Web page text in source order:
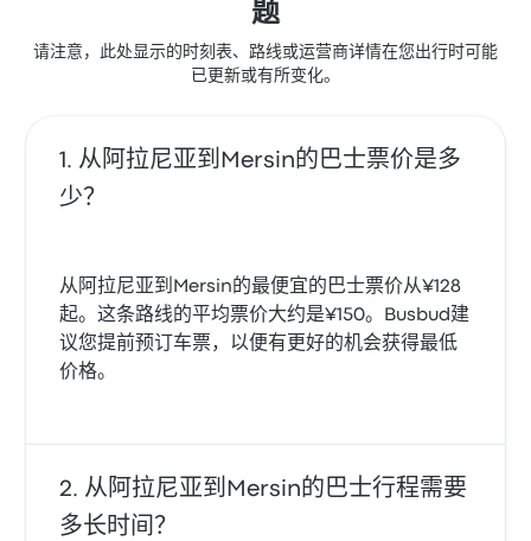
题
请注意，此处显示的时刻表、路线或运营商详情在您出行时可能
已更新或有所变化。
从阿拉尼亚到Mersin的巴士票价是多
少？
从阿拉尼亚到Mersin的最便宜的巴士票价从¥128
起。这条路线的平均票价大约是¥150。Busbud建
议您提前预订车票，以便有更好的机会获得最低
价格。
从阿拉尼亚到Mersin的巴士行程需要
多长时间？